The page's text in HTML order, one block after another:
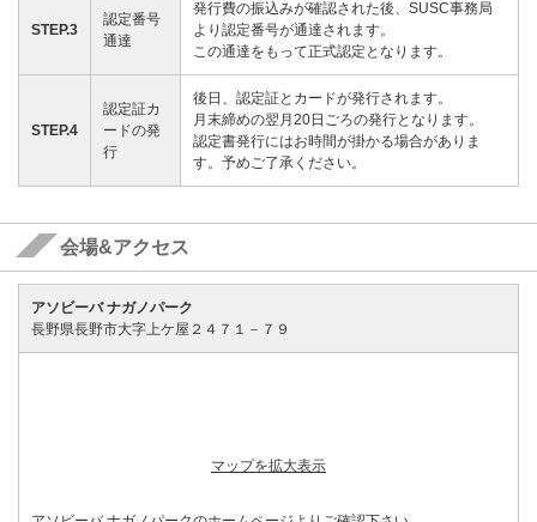
STEP.3
認定番号
通達
発行費の振込みが確認された後、SUSC事務局
より認定番号が通達されます。
この通達をもって正式認定となります。
STEP.4
認定証カ
ードの発
行
後日、認定証とカードが発行されます。
月末締めの翌月20日ごろの発行となります。
認定書発行にはお時間が掛かる場合がありま
す。予めご了承ください。
会場&アクセス
アソビーバ ナガノパーク
長野県長野市大字上ケ屋２４７１－７９
マップを拡大表示